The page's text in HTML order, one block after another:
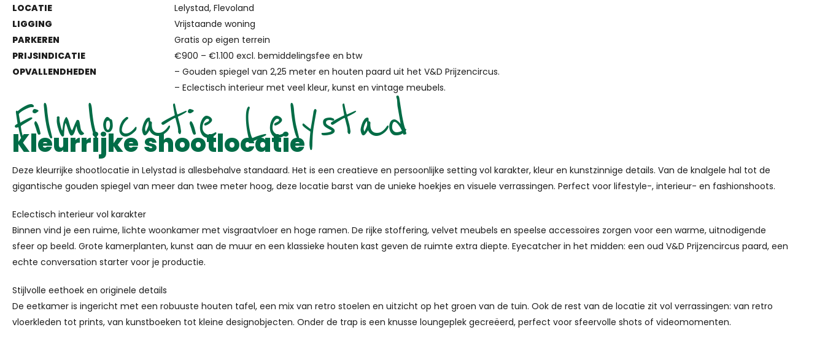
LOCATIE
LIGGING
PARKEREN
PRIJSINDICATIE
OPVALLENDHEDEN
Lelystad, Flevoland
Vrijstaande woning
Gratis op eigen terrein
€900 – €1.100 excl. bemiddelingsfee en btw
– Gouden spiegel van 2,25 meter en houten paard uit het V&D Prijzencircus.
– Eclectisch interieur met veel kleur, kunst en vintage meubels.
Filmlocatie Lelystad
Kleurrijke shootlocatie
Deze kleurrijke shootlocatie in Lelystad is allesbehalve standaard. Het is een creatieve en persoonlijke setting vol karakter, kleur en kunstzinnige details. Van de knalgele hal tot de
gigantische gouden spiegel van meer dan twee meter hoog, deze locatie barst van de unieke hoekjes en visuele verrassingen. Perfect voor lifestyle-, interieur- en fashionshoots.
Eclectisch interieur vol karakter
Binnen vind je een ruime, lichte woonkamer met visgraatvloer en hoge ramen. De rijke stoffering, velvet meubels en speelse accessoires zorgen voor een warme, uitnodigende
sfeer op beeld. Grote kamerplanten, kunst aan de muur en een klassieke houten kast geven de ruimte extra diepte. Eyecatcher in het midden: een oud V&D Prijzencircus paard, een
echte conversation starter voor je productie.
Stijlvolle eethoek en originele details
De eetkamer is ingericht met een robuuste houten tafel, een mix van retro stoelen en uitzicht op het groen van de tuin. Ook de rest van de locatie zit vol verrassingen: van retro
vloerkleden tot prints, van kunstboeken tot kleine designobjecten. Onder de trap is een knusse loungeplek gecreëerd, perfect voor sfeervolle shots of videomomenten.